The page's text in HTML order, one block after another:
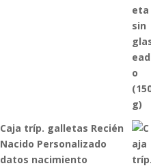
Caja tríp. galletas Recién
Nacido Personalizado
datos nacimiento